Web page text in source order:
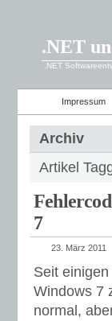
.NET
.NET
Impressum
Archiv
Artikel
7
23. März 2011
Seit
Windows 7
normal,